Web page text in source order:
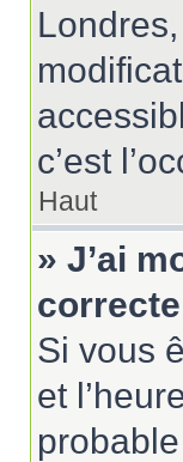
c’est
Haut
» J’ai
Si vous
et